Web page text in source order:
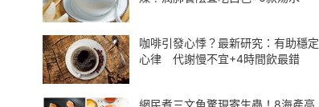
咖啡引發心悸？最新研究：有助穩定
心律 代謝慢不宜+4時間飲最錯
網民煮三文魚驚現寄生蟲！8海產高